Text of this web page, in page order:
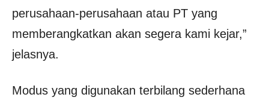
perusahaan-perusahaan atau PT yang
memberangkatkan akan segera kami kejar,”
jelasnya.
Modus yang digunakan terbilang sederhana